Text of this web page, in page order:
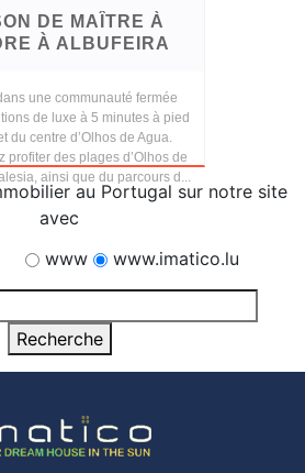
DE MAÎTRE À
À ALBUFEIRA
une communauté fermée
de luxe à 5 minutes à pied
du centre d’Olhos de Agua.
profiter des plages d’Olhos de
ainsi que du parcours d...
au Portugal sur notre site
avec
www
www.imatico.lu